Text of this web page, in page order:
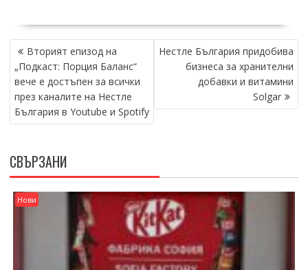
НАВИГАЦИЯ
Вторият епизод на
„Подкаст: Порция Баланс“
вече е достъпен за всички
през каналите на Нестле
България в Youtube и Spotify
Нестле България придобива
бизнеса за хранителни
добавки и витамини
Solgar
СВЪРЗАНИ
Нови